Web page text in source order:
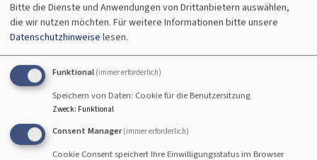
Kirche Kunterbunt
Bitte die Dienste und Anwendungen von Drittanbietern auswählen,
die wir nutzen möchten. Für weitere Informationen bitte unsere
Datenschutzhinweise lesen.
Funktional (immer erforderlich)
Speichern von Daten: Cookie für die Benutzersitzung
Zweck: Funktional
Consent Manager (immer erforderlich)
Cookie Consent speichert Ihre Einwilligungsstatus im Browser